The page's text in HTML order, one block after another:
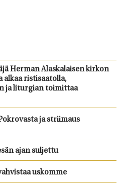
Herman Alaskalaisen kirkon
alkaa ristisaatolla,
ja liturgian toimittaa
ja striimaus
ajan suljettu
uskomme